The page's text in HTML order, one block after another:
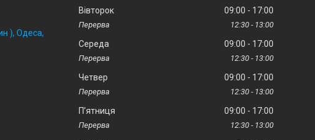
), Одеса,
Вівторок 09:00 17:00
12:30 13:00
Середа 09:00 17:00
12:30 13:00
Четвер 09:00 17:00
12:30 13:00
Пʼятниця 09:00 17:00
12:30 13:00